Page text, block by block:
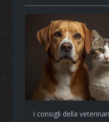
I consigli della